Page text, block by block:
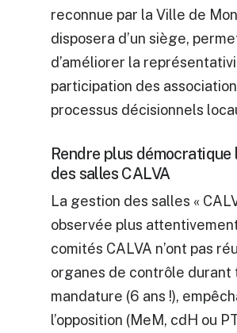
reconnue par la Ville de
disposera d’un siège,
d’améliorer la
participation des
processus décisionnels
Rendre plus démocratique
des salles CALVA
La gestion des salles «
observée plus
comités CALVA n’ont pas
organes de contrôle durant
mandature (6 ans !),
l’opposition (MeM, cdH ou